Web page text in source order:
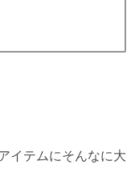
イテムにそんなに大